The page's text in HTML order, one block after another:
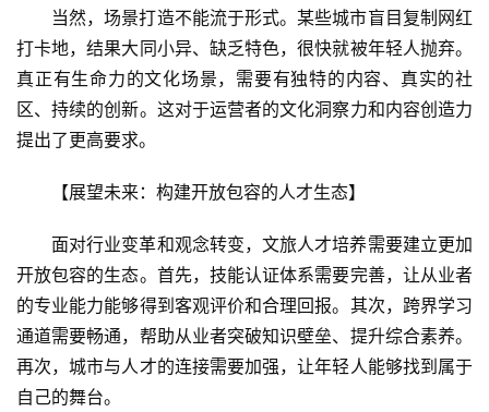
当然，场景打造不能流于形式。某些城市盲目复制网红
打卡地，结果大同小异、缺乏特色，很快就被年轻人抛弃。
真正有生命力的文化场景，需要有独特的内容、真实的社
区、持续的创新。这对于运营者的文化洞察力和内容创造力
提出了更高要求。
【展望未来：构建开放包容的人才生态】
面对行业变革和观念转变，文旅人才培养需要建立更加
开放包容的生态。首先，技能认证体系需要完善，让从业者
的专业能力能够得到客观评价和合理回报。其次，跨界学习
通道需要畅通，帮助从业者突破知识壁垒、提升综合素养。
再次，城市与人才的连接需要加强，让年轻人能够找到属于
自己的舞台。